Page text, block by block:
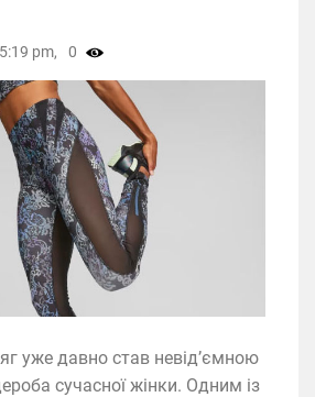
уже давно став невід’ємною
сучасної жінки. Одним із
pm, 0